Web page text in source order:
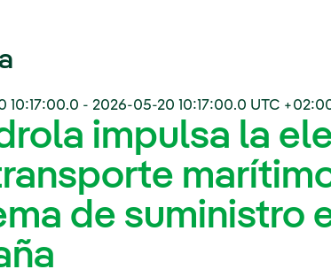
10:17:00.0 - 2026-05-20 10:17:00.0 UTC
impulsa la
de suministro